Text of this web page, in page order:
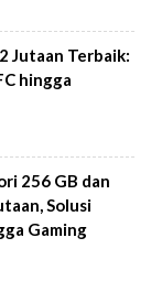
Jutaan Terbaik:
hingga
256 GB dan
Solusi
Gaming